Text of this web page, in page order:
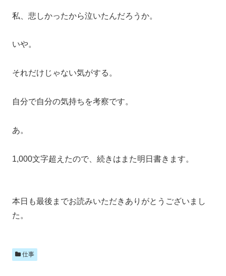
私、悲しかったから泣いたんだろうか。
いや。
それだけじゃない気がする。
自分で自分の気持ちを考察です。
あ。
1,000文字超えたので、続きはまた明日書きます。
本日も最後までお読みいただきありがとうございまし
た。
仕事